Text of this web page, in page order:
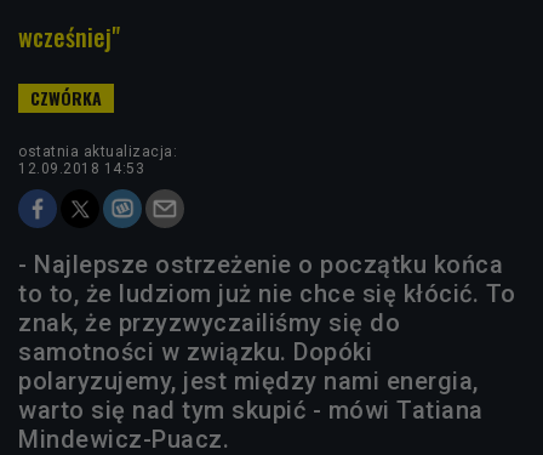
wcześniej"
ostatnia aktualizacja:
12.09.2018 14:53
- Najlepsze ostrzeżenie o początku końca
to to, że ludziom już nie chce się kłócić. To
znak, że przyzwyczailiśmy się do
samotności w związku. Dopóki
polaryzujemy, jest między nami energia,
warto się nad tym skupić - mówi Tatiana
Mindewicz-Puacz.